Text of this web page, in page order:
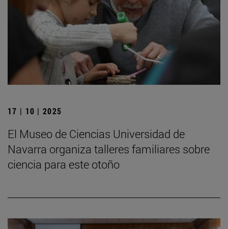
17 | 10 | 2025
El Museo de Ciencias Universidad de
Navarra organiza talleres familiares sobre
ciencia para este otoño